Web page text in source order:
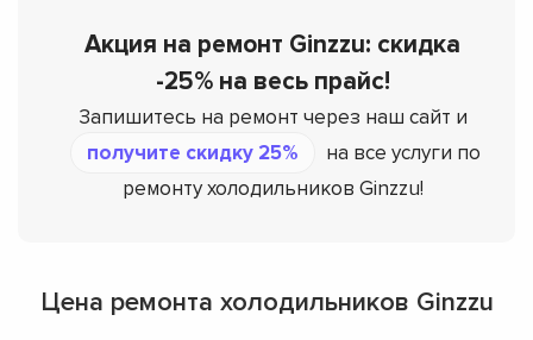
Акция на ремонт Ginzzu: скидка
-25% на весь прайс!
Запишитесь на ремонт через наш сайт и
получите скидку 25%
на все услуги по
ремонту холодильников Ginzzu!
Цена ремонта холодильников Ginzzu